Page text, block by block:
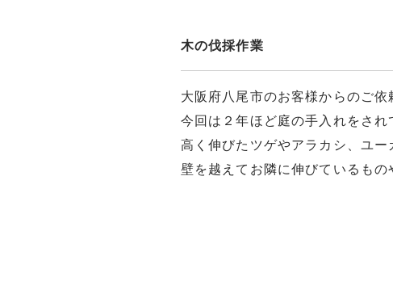
木の伐採作業
大阪府八尾市のお客様からのご依
今回は２年ほど庭の手入れをさ
高く伸びたツゲやアラカシ、ユー
壁を越えてお隣に伸びているも